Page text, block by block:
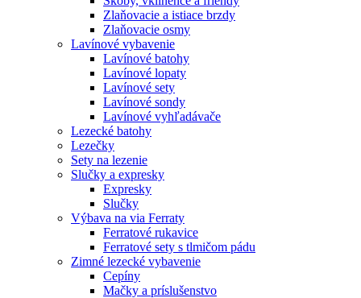
Zlaňovacie a istiace brzdy
Zlaňovacie osmy
Lavínové vybavenie
Lavínové batohy
Lavínové lopaty
Lavínové sety
Lavínové sondy
Lavínové vyhľadávače
Lezecké batohy
Lezečky
Sety na lezenie
Slučky a expresky
Expresky
Slučky
Výbava na via Ferraty
Ferratové rukavice
Ferratové sety s tlmičom pádu
Zimné lezecké vybavenie
Cepíny
Mačky a príslušenstvo